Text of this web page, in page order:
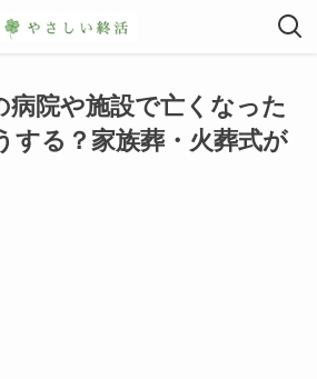
病院や施設で亡くなった
する？家族葬・火葬式が